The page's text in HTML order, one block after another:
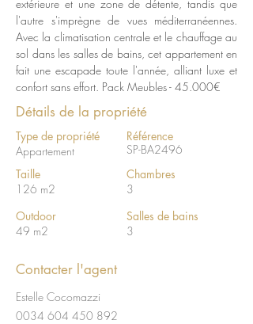
extérieure et une zone de détente, tandis que
l'autre s'imprègne de vues méditerranéennes.
Avec la climatisation centrale et le chauffage au
sol dans les salles de bains, cet appartement en
fait une escapade toute l'année, alliant luxe et
confort sans effort. Pack Meubles - 45.000€
Détails de la propriété
Type de propriété
Appartement
Référence
SP-BA2496
Taille
126 m2
Chambres
3
Outdoor
Salles de bains
49 m2
3
Contacter l'agent
Estelle Cocomazzi
0034 604 450 892